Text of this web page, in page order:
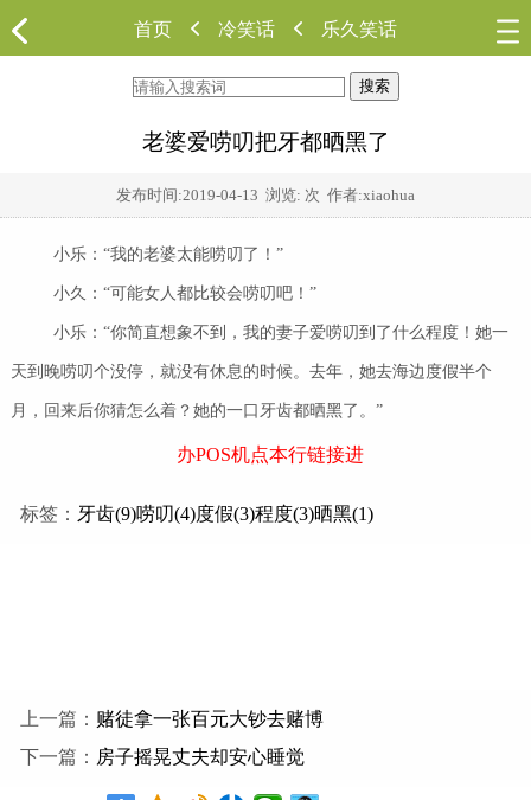
首页 冷笑话 乐久笑话
搜索
老婆爱唠叨把牙都晒黑了
发布时间:2019-04-13 浏览: 次 作者:xiaohua
小乐：“我的老婆太能唠叨了！”
小久：“可能女人都比较会唠叨吧！”
小乐：“你简直想象不到，我的妻子爱唠叨到了什么程度！她一
天到晚唠叨个没停，就没有休息的时候。去年，她去海边度假半个
月，回来后你猜怎么着？她的一口牙齿都晒黑了。”
办POS机点本行链接进
标签： 牙齿(9)唠叨(4)度假(3)程度(3)晒黑(1)
上一篇： 赌徒拿一张百元大钞去赌博
下一篇： 房子摇晃丈夫却安心睡觉